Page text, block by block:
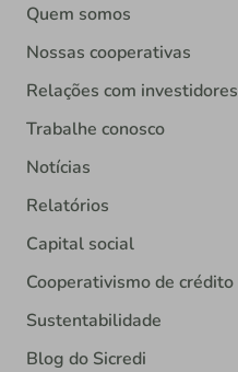
Quem somos
Nossas cooperativas
Relações com investidores
Trabalhe conosco
Notícias
Relatórios
Capital social
Cooperativismo de crédito
Sustentabilidade
Blog do Sicredi